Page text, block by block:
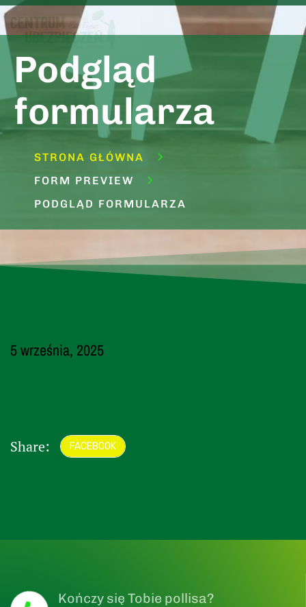
Podgląd
formularza
STRONA GŁÓWNA
FORM PREVIEW
PODGLĄD FORMULARZA
5 września, 2025
Share: FACEBOOK
Kończy się Tobie pollisa?